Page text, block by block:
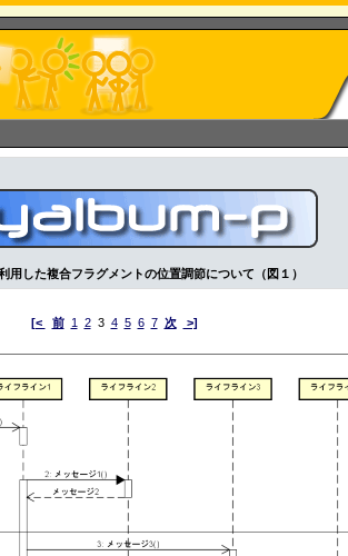
用した複合フラグメントの位置調節について（図１）
[< 前 1 23 4 5 6 7 次 >]